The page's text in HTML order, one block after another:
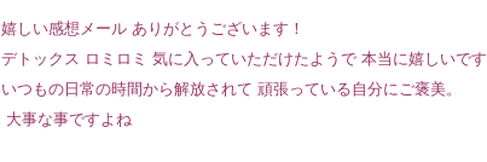
嬉しい感想メール ありがとうございます！
デトックス ロミロミ 気に入っていただけたようで 本当に嬉しいです
いつもの日常の時間から解放されて 頑張っている自分にご褒美。
大事な事ですよね ️